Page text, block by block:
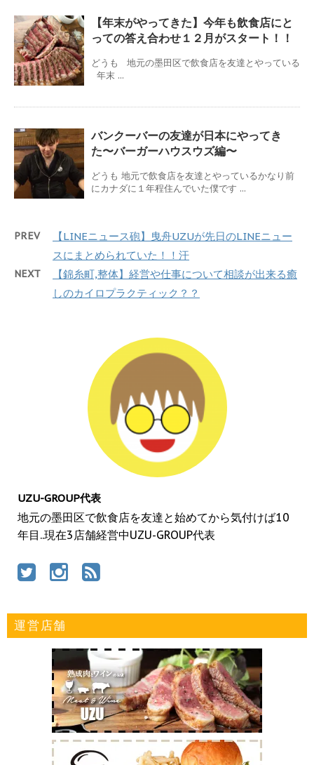
【年末がやってきた】今年も飲食店にと
っての答え合わせ１２月がスタート！！
どうも 地元の墨田区で飲食店を友達とやっている
年末 ...
バンクーバーの友達が日本にやってき
た〜バーガーハウスウズ編〜
どうも 地元で飲食店を友達とやっているかなり前
にカナダに１年程住んでいた僕です ...
PREV
【LINEニュース砲】曳舟UZUが先日のLINEニュー
スにまとめられていた！！汗
NEXT
【錦糸町,整体】経営や仕事について相談が出来る癒
しのカイロプラクティック？？
UZU-GROUP代表
地元の墨田区で飲食店を友達と始めてから気付けば10
年目..現在3店舗経営中UZU-GROUP代表
運営店舗